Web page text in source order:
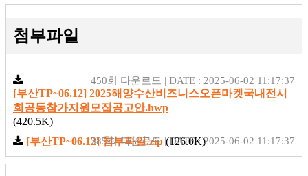
첨부파일
[부산TP~06.12] 2025해양수산비즈니스오픈마켓국내전시
회공동참가지원모집공고안.hwp
(420.5K)
450회 다운로드 | DATE : 2025-06-02 11:17:37
[부산TP~06.12] 첨부파일.zip(126.0K)
385회 다운로드 | DATE : 2025-06-02 11:17:37